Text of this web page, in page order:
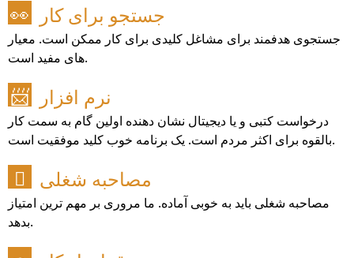
👀 جستجو برای کار
جستجوی هدفمند برای مشاغل کلیدی برای کار ممکن است. معیار
های مفید است.
📨 نرم افزار
درخواست کتبی و یا دیجیتال نشان دهنده اولین گام به سمت کار
بالقوه برای اکثر مردم است. یک برنامه خوب کلید موفقیت است.
 مصاحبه شغلی
مصاحبه شغلی باید به خوبی آماده. ما مروری بر مهم ترین امتیاز
بدهد.